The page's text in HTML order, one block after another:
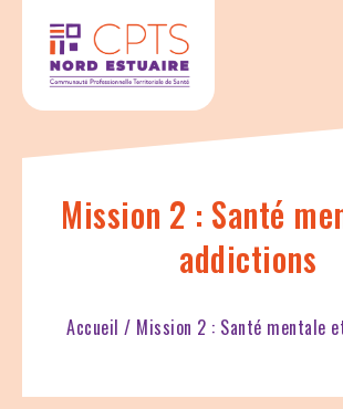
Mission 2 : Santé
addictions
Accueil / Mission 2 : Santé mentale